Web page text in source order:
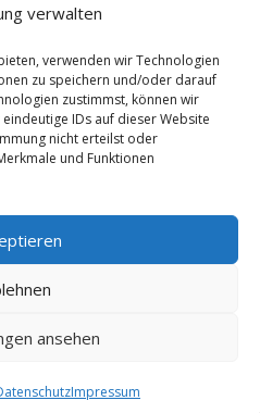
verwalten
verwenden wir Technologien
zu speichern und/oder darauf
zustimmst, können wir
IDs auf dieser Website
nicht erteilst oder
und Funktionen
ansehen
Impressum
unsere Versicherung in
Optionen sowie
- Versicherung in der Nähe |